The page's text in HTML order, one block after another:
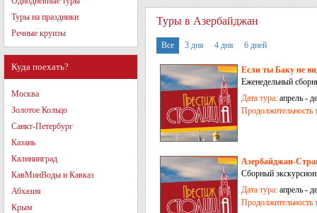
Туры на праздники
Речные круизы
Куда поехать?
Москва
Золотое Кольцо
Санкт-Петербург
Казань
Калининград
КавМинВоды и Кавказ
Абхазия
Крым
Туры в Азербайджан
Все 3 дня 4 дня 6 дней
Если ты Баку не
Еженедельный
Дата тура: апрель -
Продолжительность
Азербайджан-
Сборный
Дата тура: апрель -
Продолжительность